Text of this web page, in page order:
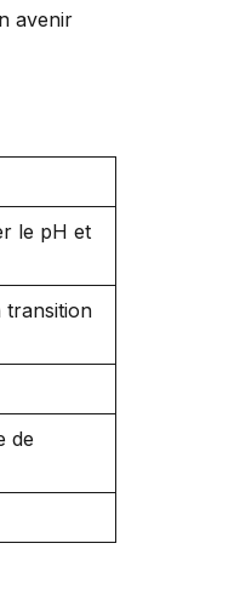
avenir
le pH et
transition
de